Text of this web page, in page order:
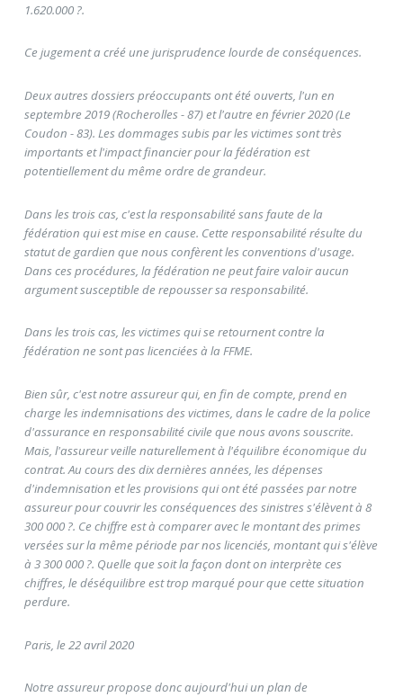
1.620.000 ?.
Ce jugement a créé une jurisprudence lourde de conséquences.
Deux autres dossiers préoccupants ont été ouverts, l'un en
septembre 2019 (Rocherolles - 87) et l'autre en février 2020 (Le
Coudon - 83). Les dommages subis par les victimes sont très
importants et l'impact financier pour la fédération est
potentiellement du même ordre de grandeur.
Dans les trois cas, c'est la responsabilité sans faute de la
fédération qui est mise en cause. Cette responsabilité résulte du
statut de gardien que nous confèrent les conventions d'usage.
Dans ces procédures, la fédération ne peut faire valoir aucun
argument susceptible de repousser sa responsabilité.
Dans les trois cas, les victimes qui se retournent contre la
fédération ne sont pas licenciées à la FFME.
Bien sûr, c'est notre assureur qui, en fin de compte, prend en
charge les indemnisations des victimes, dans le cadre de la police
d'assurance en responsabilité civile que nous avons souscrite.
Mais, l'assureur veille naturellement à l'équilibre économique du
contrat. Au cours des dix dernières années, les dépenses
d'indemnisation et les provisions qui ont été passées par notre
assureur pour couvrir les conséquences des sinistres s'élèvent à 8
300 000 ?. Ce chiffre est à comparer avec le montant des primes
versées sur la même période par nos licenciés, montant qui s'élève
à 3 300 000 ?. Quelle que soit la façon dont on interprète ces
chiffres, le déséquilibre est trop marqué pour que cette situation
perdure.
Paris, le 22 avril 2020
Notre assureur propose donc aujourd'hui un plan de